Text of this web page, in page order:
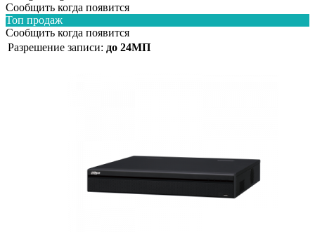
Сообщить когда появится
Топ продаж
Сообщить когда появится
Разрешение записи: до 24МП